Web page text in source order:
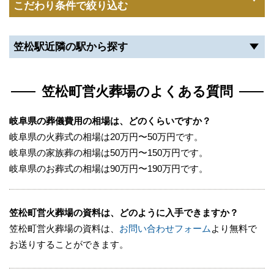
こだわり条件で絞り込む
笠松駅近隣の駅から探す
笠松町営火葬場のよくある質問
岐阜県の葬儀費用の相場は、どのくらいですか？
岐阜県の火葬式の相場は20万円〜50万円です。
岐阜県の家族葬の相場は50万円〜150万円です。
岐阜県のお葬式の相場は90万円〜190万円です。
笠松町営火葬場の資料は、どのように入手できますか？
笠松町営火葬場の資料は、 お問い合わせフォーム より無料で
お送りすることができます。